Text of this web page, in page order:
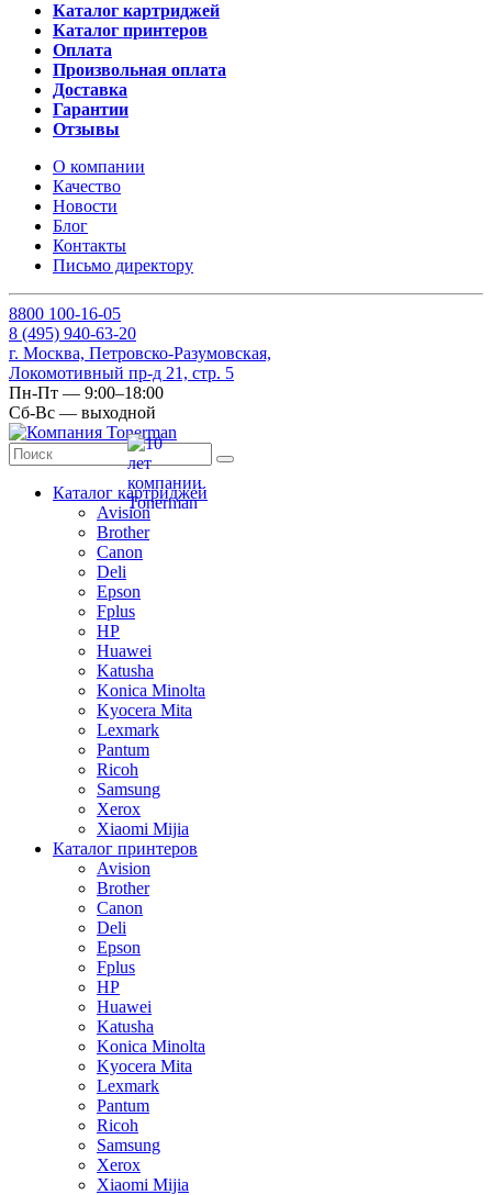
Каталог картриджей
Каталог принтеров
Оплата
Произвольная оплата
Доставка
Гарантии
Отзывы
О компании
Качество
Новости
Блог
Контакты
Письмо директору
8800 100-16-05
8 (495) 940-63-20
г. Москва, Петровско-Разумовская,
Локомотивный пр-д 21, стр. 5
Пн-Пт — 9:00–18:00
Сб-Вс — выходной
Каталог картриджей
Avision
Brother
Canon
Deli
Epson
Fplus
HP
Huawei
Katusha
Konica Minolta
Kyocera Mita
Lexmark
Pantum
Ricoh
Samsung
Xerox
Xiaomi Mijia
Каталог принтеров
Avision
Brother
Canon
Deli
Epson
Fplus
HP
Huawei
Katusha
Konica Minolta
Kyocera Mita
Lexmark
Pantum
Ricoh
Samsung
Xerox
Xiaomi Mijia